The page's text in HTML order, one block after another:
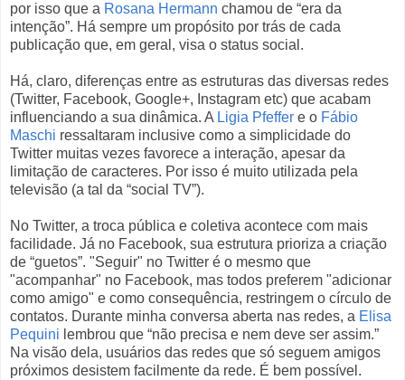
por isso que a Rosana Hermann chamou de “era da
intenção”. Há sempre um propósito por trás de cada
publicação que, em geral, visa o status social.
Há, claro, diferenças entre as estruturas das diversas redes
(Twitter, Facebook, Google+, Instagram etc) que acabam
influenciando a sua dinâmica. A Ligia Pfeffer e o Fábio
Maschi ressaltaram inclusive como a simplicidade do
Twitter muitas vezes favorece a interação, apesar da
limitação de caracteres. Por isso é muito utilizada pela
televisão (a tal da “social TV”).
No Twitter, a troca pública e coletiva acontece com mais
facilidade. Já no Facebook, sua estrutura prioriza a criação
de “guetos”. "Seguir" no Twitter é o mesmo que
"acompanhar" no Facebook, mas todos preferem "adicionar
como amigo" e como consequência, restringem o círculo de
contatos. Durante minha conversa aberta nas redes, a Elisa
Pequini lembrou que “não precisa e nem deve ser assim.”
Na visão dela, usuários das redes que só seguem amigos
próximos desistem facilmente da rede. É bem possível.